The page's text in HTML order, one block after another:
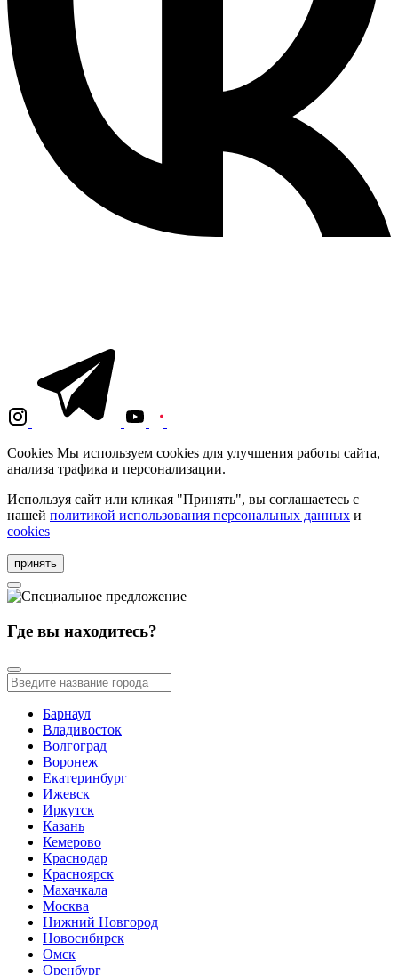
Cookies Мы используем cookies для улучшения работы сайта,
анализа трафика и персонализации.
Используя сайт или кликая "Принять", вы соглашаетесь с
нашей политикой использования персональных данных и
cookies
принять
Где вы находитесь?
Барнаул
Владивосток
Волгоград
Воронеж
Екатеринбург
Ижевск
Иркутск
Казань
Кемерово
Краснодар
Красноярск
Махачкала
Москва
Нижний Новгород
Новосибирск
Омск
Оренбург